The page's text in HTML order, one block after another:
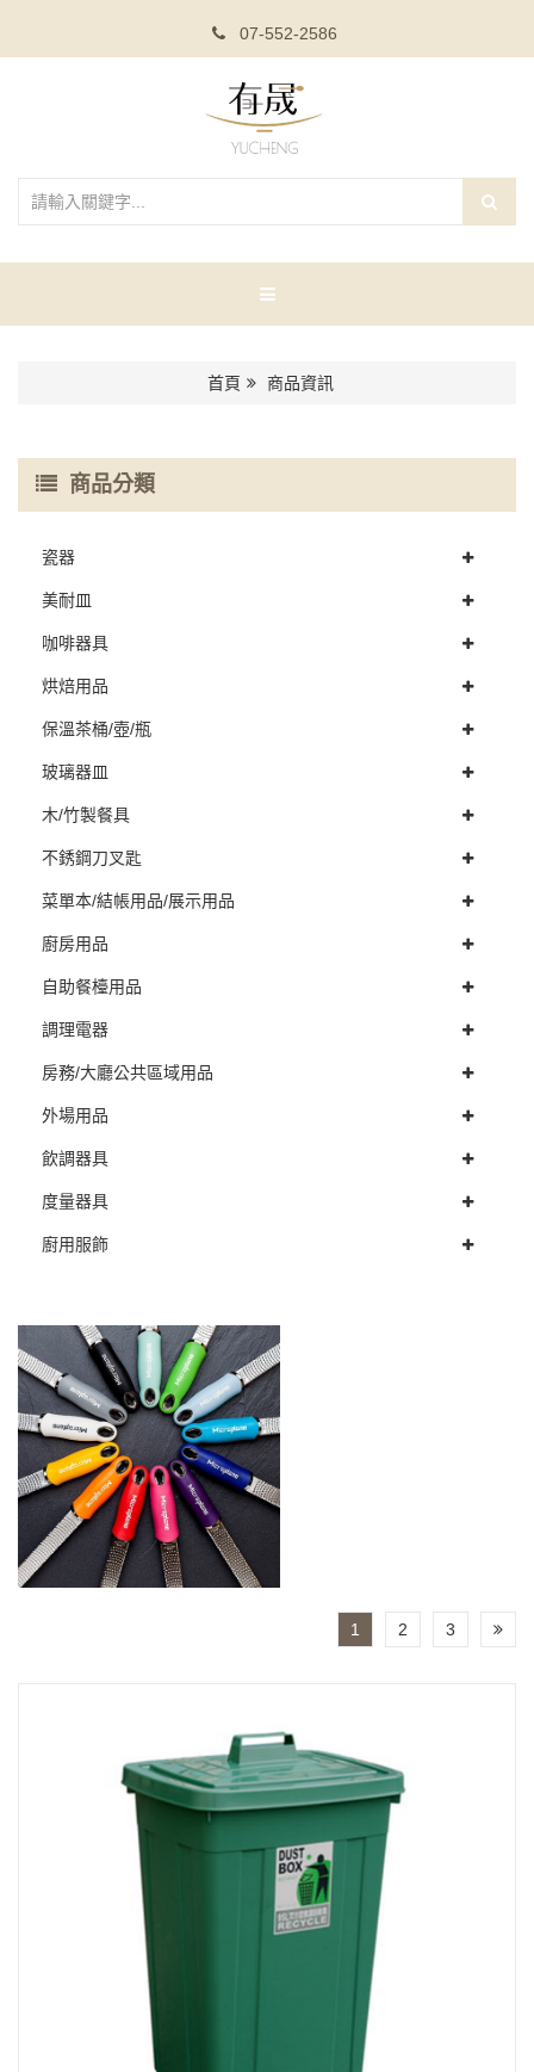
07-552-2586
首頁 商品資訊
商品分類
瓷器
美耐皿
咖啡器具
烘焙用品
保溫茶桶/壺/瓶
玻璃器皿
木/竹製餐具
不銹鋼刀叉匙
菜單本/結帳用品/展示用品
廚房用品
自助餐檯用品
調理電器
房務/大廳公共區域用品
外場用品
飲調器具
度量器具
廚用服飾
1 2 3